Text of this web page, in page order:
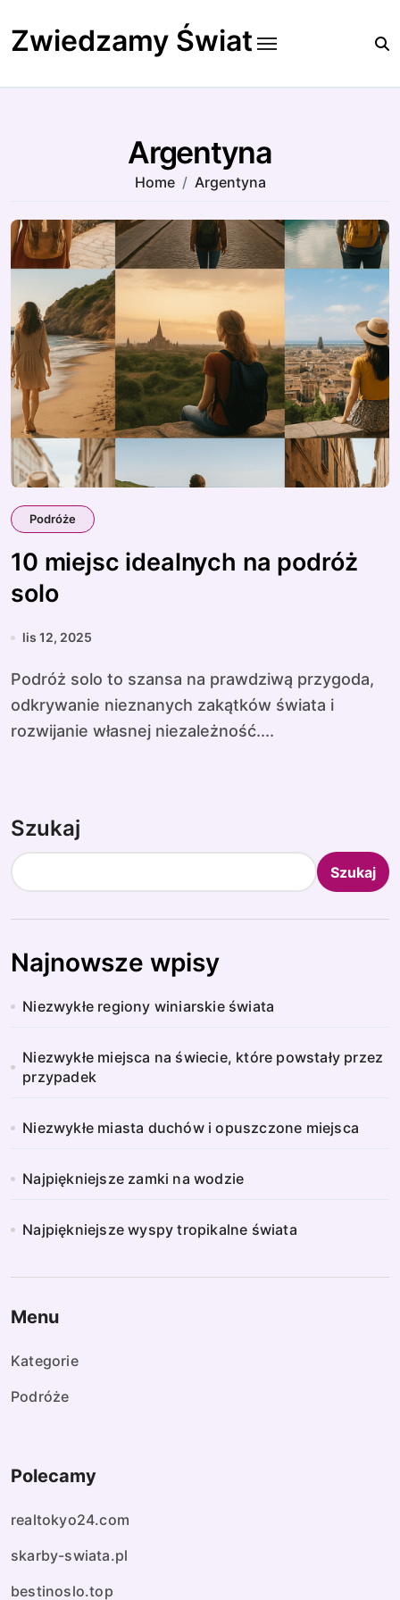
to
content
Zwiedzamy Świat
Argentyna
Home Argentyna
Podróże
10 miejsc idealnych na podróż
solo
lis 12, 2025
Podróż solo to szansa na prawdziwą przygoda,
odkrywanie nieznanych zakątków świata i
rozwijanie własnej niezależność....
Szukaj
Szukaj
Najnowsze wpisy
Niezwykłe regiony winiarskie świata
Niezwykłe miejsca na świecie, które powstały przez
przypadek
Niezwykłe miasta duchów i opuszczone miejsca
Najpiękniejsze zamki na wodzie
Najpiękniejsze wyspy tropikalne świata
Menu
Kategorie
Podróże
Polecamy
realtokyo24.com
skarby-swiata.pl
bestinoslo.top